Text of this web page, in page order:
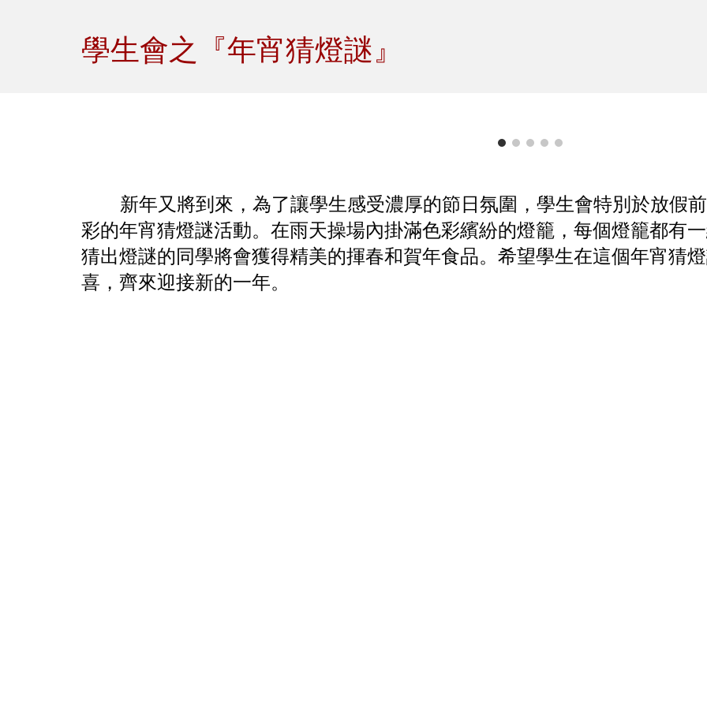
學生會之『年宵猜燈謎』
新年又將到來，為了讓學生感受濃厚的節日氛圍，學生會特別於放假
彩的年宵猜燈謎活動。在雨天操場內掛滿色彩繽紛的燈籠，每個燈籠都有
猜出燈謎的同學將會獲得精美的揮春和賀年食品。希望學生在這個年宵猜
喜，齊來迎接新的一年。